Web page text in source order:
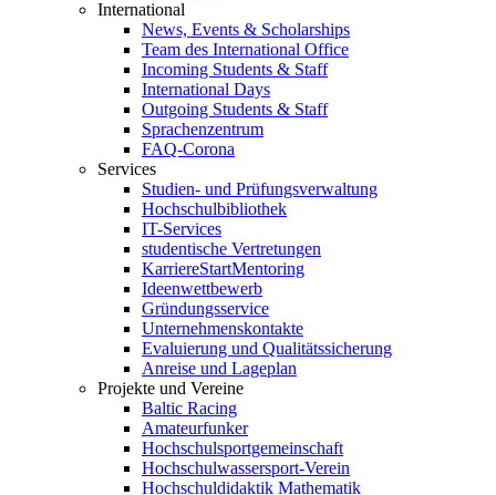
International
News, Events & Scholarships
Team des International Office
Incoming Students & Staff
International Days
Outgoing Students & Staff
Sprachenzentrum
FAQ-Corona
Services
Studien- und Prüfungsverwaltung
Hochschulbibliothek
IT-Services
studentische Vertretungen
KarriereStartMentoring
Ideenwettbewerb
Gründungsservice
Unternehmenskontakte
Evaluierung und Qualitätssicherung
Anreise und Lageplan
Projekte und Vereine
Baltic Racing
Amateurfunker
Hochschulsportgemeinschaft
Hochschulwassersport-Verein
Hochschuldidaktik Mathematik